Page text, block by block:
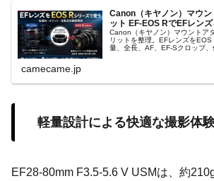
Canon（キヤノン）マウ
ット EF-EOS RでEFレン
Canon（キヤノン）マウントア
リットを整理。EFレンズを
量、全長、AF、EF-Sクロップ
camecame.jp
軽量設計による快適な撮影体
EF28-80mm F3.5-5.6 V USMは、約